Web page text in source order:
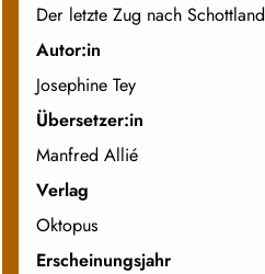
Der letzte Zug nach Schottland
Autor:in
Josephine Tey
Übersetzer:in
Manfred Allié
Verlag
Oktopus
Erscheinungsjahr